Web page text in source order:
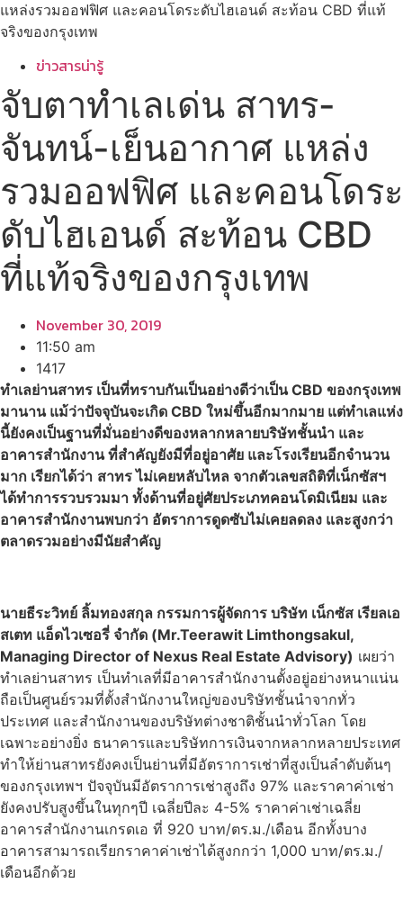
แหล่งรวมออฟฟิศ และคอนโดระดับไฮเอนด์ สะท้อน CBD ที่แท้
จริงของกรุงเทพ
ข่าวสารน่ารู้
จับตาทำเลเด่น สาทร-
จันทน์-เย็นอากาศ แหล่ง
รวมออฟฟิศ และคอนโดระ
ดับไฮเอนด์ สะท้อน CBD
ที่แท้จริงของกรุงเทพ
November 30, 2019
11:50 am
1417
ทำเลย่านสาทร เป็นที่ทราบกันเป็นอย่างดีว่าเป็นCBD ของกรุงเทพ
มานาน แม้ว่าปัจจุบันจะเกิด CBD ใหม่ขึ้นอีกมากมาย แต่ทำเลแห่ง
นี้ยังคงเป็นฐานที่มั่นอย่างดีของหลากหลายบริษัทชั้นนำ และ
อาคารสำนักงาน ที่สำคัญยังมีที่อยู่อาศัย และโรงเรียนอีกจำนวน
มาก เรียกได้ว่า สาทร ไม่เคยหลับไหล จากตัวเลขสถิติที่เน็กซัสฯ
ได้ทำการรวบรวมมา ทั้งด้านที่อยู่ศัยประเภทคอนโดมิเนียม และ
อาคารสำนักงานพบกว่า อัตราการดูดซับไม่เคยลดลง และสูงกว่า
ตลาดรวมอย่างมีนัยสำคัญ
นายธีระวิทย์ ลิ้มทองสกุล กรรมการผู้จัดการ บริษัท เน็กซัส เรียลเอ
สเตท แอ็ดไวเซอรี่ จำกัด (Mr.Teerawit Limthongsakul,
Managing Director of Nexus Real Estate Advisory) เผยว่า
ทำเลย่านสาทร เป็นทำเลที่มีอาคารสำนักงานตั้งอยู่อย่างหนาแน่น
ถือเป็นศูนย์รวมที่ตั้งสำนักงานใหญ่ของบริษัทชั้นนำจากทั่ว
ประเทศ และสำนักงานของบริษัทต่างชาติชั้นนำทั่วโลก โดย
เฉพาะอย่างยิ่ง ธนาคารและบริษัทการเงินจากหลากหลายประเทศ
ทำให้ย่านสาทรยังคงเป็นย่านที่มีอัตราการเช่าที่สูงเป็นลำดับต้นๆ
ของกรุงเทพฯ ปัจจุบันมีอัตราการเช่าสูงถึง 97% และราคาค่าเช่า
ยังคงปรับสูงขึ้นในทุกๆปี เฉลี่ยปีละ 4-5% ราคาค่าเช่าเฉลี่ย
อาคารสำนักงานเกรดเอ ที่ 920 บาท/ตร.ม./เดือน อีกทั้งบาง
อาคารสามารถเรียกราคาค่าเช่าได้สูงกกว่า 1,000 บาท/ตร.ม./
เดือนอีกด้วย